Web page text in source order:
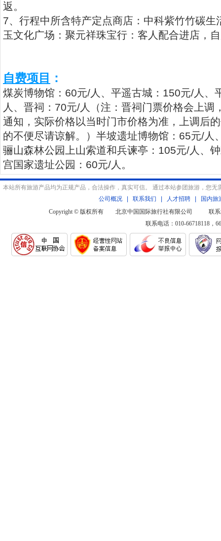
返。
7、行程中所含特产定点商店：中科紫竹竹碳
玉文化广场：聚元祥珠宝行：客人配合进店，
自费项目 ：
煤炭博物馆：60元/人、平遥古城：150元/人、
人、晋祠：70元/人（注：晋祠门票价格会上调
通知，实际价格以当时门市价格为准，上调后
的不便尽请谅解。）半坡遗址博物馆：65元/人
骊山森林公园上山索道和兵谏亭：105元/人、
宫国家遗址公园：60元/人。
本站所有旅游产品均为正规产品，合法操作，真实可信。 通过本站参团旅游，您
公司概况
联系我们 人才招聘
国内旅
Copyright © 版权所有 北京中国国际旅行社有限公司 联系
联系电话：010-66718118